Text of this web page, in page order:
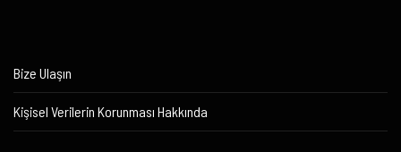
Bize Ulaşın
Kişisel Verilerin Korunması Hakkında